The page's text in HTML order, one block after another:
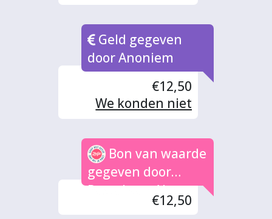
Geld gegeven
door Anoniem
€12,50
We konden niet
prachtige projecten
Ben! Maar jouw
filmpje was zó leuk
dat we jullie
kookboek wel
Bon van waarde
gegeven door
Pascal van Aken
€12,50